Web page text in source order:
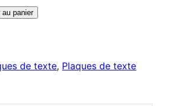
au panier
de texte, Plaques de texte